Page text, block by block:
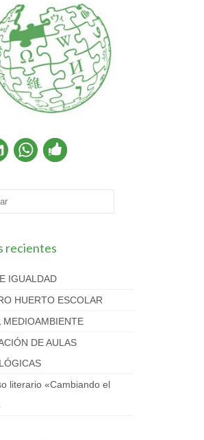
recientes
IGUALDAD
HUERTO ESCOLAR
MEDIOAMBIENTE
DE AULAS
literario «Cambiando el